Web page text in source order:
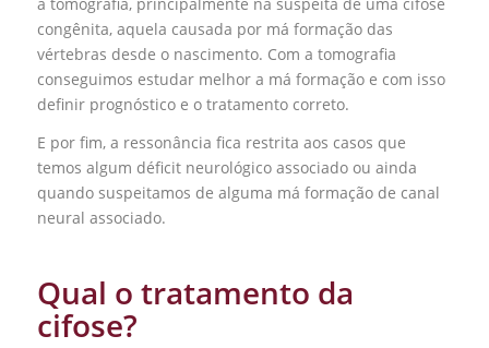
a tomografia, principalmente na suspeita de uma cifose
congênita, aquela causada por má formação das
vértebras desde o nascimento. Com a tomografia
conseguimos estudar melhor a má formação e com isso
definir prognóstico e o tratamento correto.
E por fim, a ressonância fica restrita aos casos que
temos algum déficit neurológico associado ou ainda
quando suspeitamos de alguma má formação de canal
neural associado.
Qual o tratamento da
cifose?